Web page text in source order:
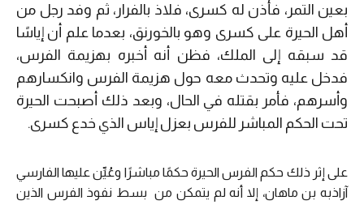
بعين التمر، فأذن له كسرى، فلاذ بالفرار، ثم وفد رجل من
أهل الحيرة على كسرى وهو بالخورنق، بعدما علم أن إياسًا
قد سبقه إلى الملك، فظن أنه أخبره بهزيمة الفرس،
فدخل عليه وتحدث معه حول هزيمة الفرس وانكسارهم
وأسرهم، فأمر بقتله في الحال، وبعد ذلك أصبحت الحيرة
تحت الحكم المباشر للفرس بعزل إياس الذي خدع كسرى.
على إثر ذلك حكم الفرس الحيرة حكمًا مباشرًا وعُيِّن عليها الفارسي
آزاذبه بن ماهان، إلا أنه لم يتمكن من بسط نفوذ الفرس الذين